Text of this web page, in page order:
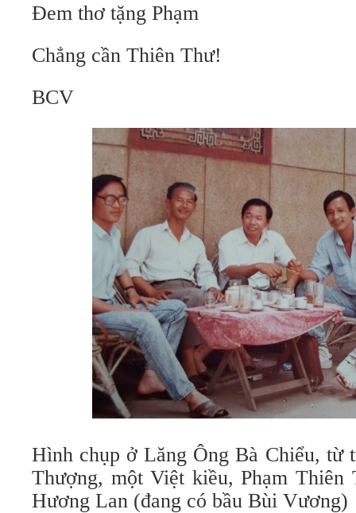
Đem thơ tặng Phạm
Chẳng cần Thiên Thư!
BCV
Hình chụp ở Lăng Ông Bà Chiểu, từ
Thượng, một Việt kiều, Phạm
Hương Lan (đang có bầu Bùi Vương)